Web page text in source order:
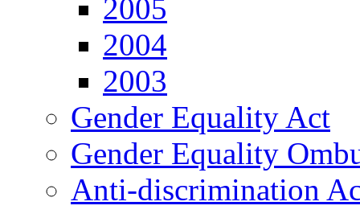
2005
2004
2003
Gender Equality Act
Gender Equality
Anti-discrimination